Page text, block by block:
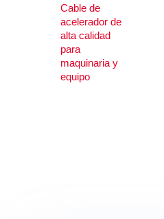
Cable de
acelerador de
alta calidad
para
maquinaria y
equipo